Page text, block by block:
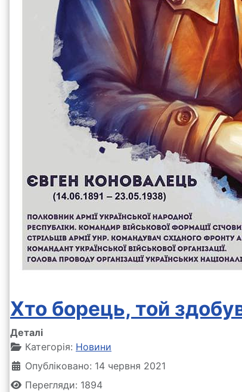
Хто борець, той
Деталі
Категорія: Новини
Опубліковано: 14 червня 2021
Перегляди: 1894